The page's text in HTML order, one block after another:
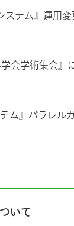
ステム』運用
学会学術集会』
テム』パラレル
いて